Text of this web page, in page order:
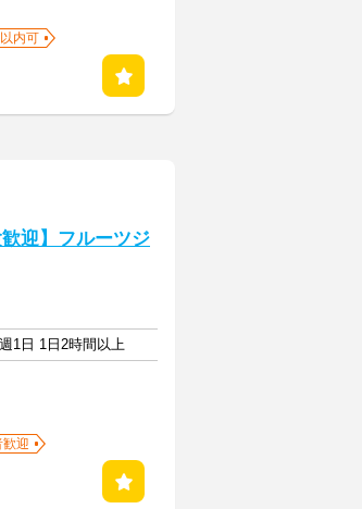
内可
迎】フルーツジ
週1日 1日2時間以上
迎